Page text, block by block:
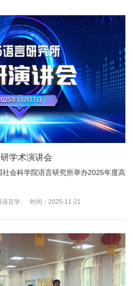
学术演讲会
会科学院语言研究所举办2025年度高
语言学 时间：2025-11-21